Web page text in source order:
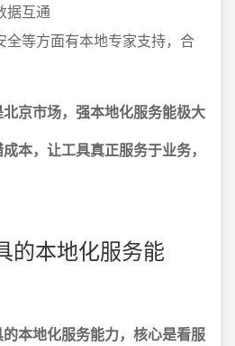
据互通
全等方面有本地专家支持，合
京市场，强本地化服务能极大
本，让工具真正服务于业务，
的本地化服务能
本地化服务能力，核心是看服